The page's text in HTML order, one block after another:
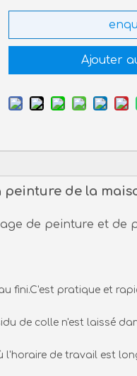
Ajouter
de la
de peinture et de
fini.C'est pratique et
de colle n'est laissé
l'horaire de travail est